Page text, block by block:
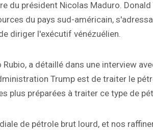
du président Nicolas Maduro.
du pays sud-américain,
diriger l'exécutif vénézuélien.
a détaillé dans une interview
Trump est de traiter le
plus préparées à traiter ce type de
de pétrole brut lourd, et nos